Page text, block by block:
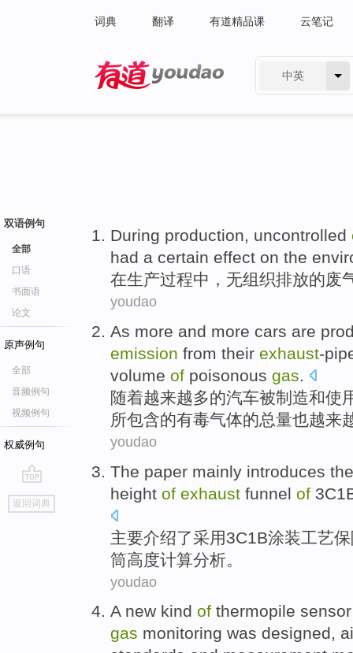
词典 翻译 有道精品课 云笔记
中英
双语例句
全部
口语
书面语
论文
原声例句
全部
音频例句
视频例句
权威例句
go
top
返回词典
During production, uncontrolled
had a certain effect on the
在生产过程中， 无组织排放的废
youdao
As more and more cars are
emission from their exhaust-
volume of poisonous gas.
随着越来越多的汽车被制造和使
所包含的有毒气体的总量也越来
youdao
The paper mainly introduces
height of exhaust funnel of 3
主要介绍了采用3C1B涂装工艺
筒高度计算分析。
youdao
A new kind of thermopile sensor
gas monitoring was designed,